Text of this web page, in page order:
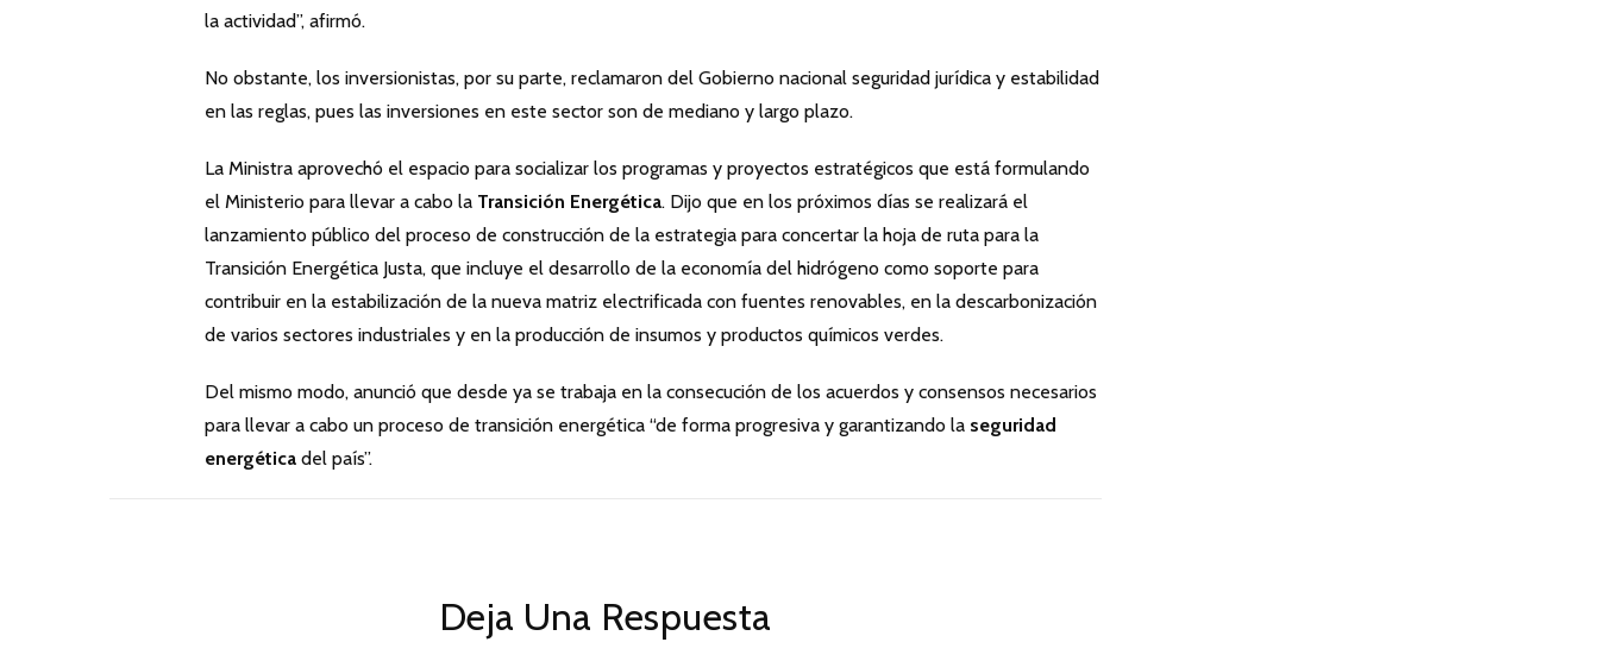
la actividad”, afirmó.
No obstante, los inversionistas, por su parte, reclamaron del Gobierno nacional seguridad jurídica y estabilidad
en las reglas, pues las inversiones en este sector son de mediano y largo plazo.
La Ministra aprovechó el espacio para socializar los programas y proyectos estratégicos que está formulando
el Ministerio para llevar a cabo la Transición Energética. Dijo que en los próximos días se realizará el
lanzamiento público del proceso de construcción de la estrategia para concertar la hoja de ruta para la
Transición Energética Justa, que incluye el desarrollo de la economía del hidrógeno como soporte para
contribuir en la estabilización de la nueva matriz electrificada con fuentes renovables, en la descarbonización
de varios sectores industriales y en la producción de insumos y productos químicos verdes.
Del mismo modo, anunció que desde ya se trabaja en la consecución de los acuerdos y consensos necesarios
para llevar a cabo un proceso de transición energética “de forma progresiva y garantizando la seguridad
energética del país”.
Deja Una Respuesta